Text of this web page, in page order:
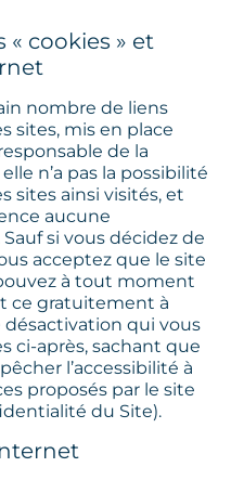
« cookies » et
nombre de liens
sites, mis en place
de la
n’a pas la possibilité
sites ainsi visités, et
aucune
si vous décidez de
acceptez que le site
à tout moment
ce gratuitement à
qui vous
ci-après, sachant que
l’accessibilité à
proposés par le site
du Site).